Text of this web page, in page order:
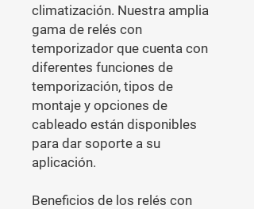
climatización. Nuestra amplia
gama de relés con
temporizador que cuenta con
diferentes funciones de
temporización, tipos de
montaje y opciones de
cableado están disponibles
para dar soporte a su
aplicación.
Beneficios de los relés con